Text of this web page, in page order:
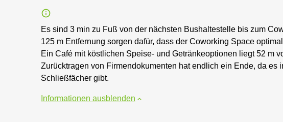
Es sind 3 min zu Fuß von der nächsten Bushaltestelle bis zum
125 m Entfernung sorgen dafür, dass der Coworking Space
Ein Café mit köstlichen Speise- und Getränkeoptionen liegt 52 m
Zurücktragen von Firmendokumenten hat endlich ein Ende, da es
Schließfächer gibt.
Informationen ausblenden